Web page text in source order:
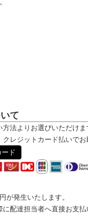
て
方法よりお選びいただけ
レジットカード払いでお
ード
が発生いたします。
配達担当者へ直接お支払